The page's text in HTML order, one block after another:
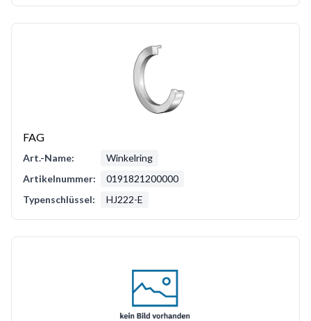
FAG
Art.-Name:
Winkelring
Artikelnummer:
0191821200000
Typenschlüssel:
HJ222-E